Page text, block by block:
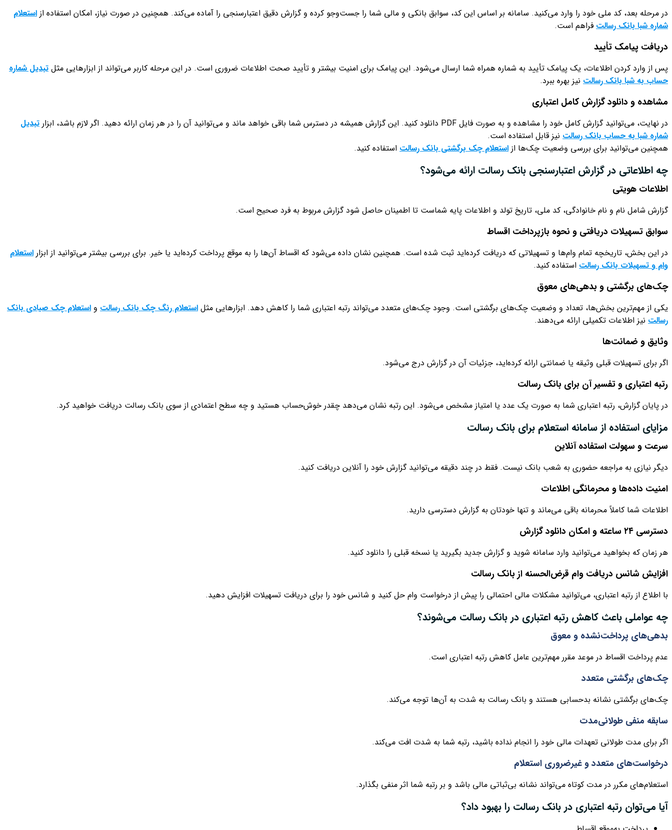
در مرحله بعد، کد ملی خود را وارد می‌کنید. سامانه بر اساس این کد، سوابق بانکی و مالی شما را جست‌وجو کرده و گزارش دقیق اعتبارسنجی را آماده می‌کند. همچنین در صورت نیاز، امکان استفاده از استعلام
شماره شبا بانک رسالت فراهم است.
دریافت پیامک تأیید
پس از وارد کردن اطلاعات، یک پیامک تأیید به شماره همراه شما ارسال می‌شود. این پیامک برای امنیت بیشتر و تأیید صحت اطلاعات ضروری است. در این مرحله کاربر می‌تواند از ابزارهایی مثل تبدیل شماره
حساب به شبا بانک رسالت نیز بهره ببرد.
مشاهده و دانلود گزارش کامل اعتباری
در نهایت، می‌توانید گزارش کامل خود را مشاهده و به صورت فایل PDF دانلود کنید. این گزارش همیشه در دسترس شما باقی خواهد ماند و می‌توانید آن را در هر زمان ارائه دهید. اگر لازم باشد، ابزار
تبدیل
شماره شبا به حساب بانک رسالت نیز قابل استفاده است.
همچنین می‌توانید برای بررسی وضعیت چک‌ها از استعلام چک برگشتی بانک رسالت استفاده کنید.
چه اطلاعاتی در گزارش اعتبارسنجی بانک رسالت ارائه می‌شود؟
اطلاعات هویتی
گزارش شامل نام و نام خانوادگی، کد ملی، تاریخ تولد و اطلاعات پایه شماست تا اطمینان حاصل شود گزارش مربوط به فرد صحیح است.
سوابق تسهیلات دریافتی و نحوه بازپرداخت اقساط
در این بخش، تاریخچه تمام وام‌ها و تسهیلاتی که دریافت کرده‌اید ثبت شده است. همچنین نشان داده می‌شود که اقساط آن‌ها را به موقع پرداخت کرده‌اید یا خیر. برای بررسی بیشتر می‌توانید از ابزار استعلام
وام و تسهیلات بانک رسالت استفاده کنید.
چک‌های برگشتی و بدهی‌های معوق
یکی از مهم‌ترین بخش‌ها، تعداد و وضعیت چک‌های برگشتی است. وجود چک‌های متعدد می‌تواند رتبه اعتباری شما را کاهش دهد. ابزارهایی مثل استعلام رنگ چک بانک رسالت و استعلام چک صیادی بانک
رسالت نیز اطلاعات تکمیلی ارائه می‌دهند.
وثایق و ضمانت‌ها
اگر برای تسهیلات قبلی وثیقه یا ضمانتی ارائه کرده‌اید، جزئیات آن در گزارش درج می‌شود.
رتبه اعتباری و تفسیر آن برای بانک رسالت
در پایان گزارش، رتبه اعتباری شما به صورت یک عدد یا امتیاز مشخص می‌شود. این رتبه نشان می‌دهد چقدر خوش‌حساب هستید و چه سطح اعتمادی از سوی بانک رسالت دریافت خواهید کرد.
مزایای استفاده از سامانه استعلام برای بانک رسالت
سرعت و سهولت استفاده آنلاین
دیگر نیازی به مراجعه حضوری به شعب بانک نیست. فقط در چند دقیقه می‌توانید گزارش خود را آنلاین دریافت کنید.
امنیت داده‌ها و محرمانگی اطلاعات
اطلاعات شما کاملاً محرمانه باقی می‌ماند و تنها خودتان به گزارش دسترسی دارید.
دسترسی ۲۴ ساعته و امکان دانلود گزارش
هر زمان که بخواهید می‌توانید وارد سامانه شوید و گزارش جدید بگیرید یا نسخه قبلی را دانلود کنید.
افزایش شانس دریافت وام قرض‌الحسنه از بانک رسالت
با اطلاع از رتبه اعتباری، می‌توانید مشکلات مالی احتمالی را پیش از درخواست وام حل کنید و شانس خود را برای دریافت تسهیلات افزایش دهید.
چه عواملی باعث کاهش رتبه اعتباری در بانک رسالت می‌شوند؟
بدهی‌های پرداخت‌نشده و معوق
عدم پرداخت اقساط در موعد مقرر مهم‌ترین عامل کاهش رتبه اعتباری است.
چک‌های برگشتی متعدد
چک‌های برگشتی نشانه بدحسابی هستند و بانک رسالت به شدت به آن‌ها توجه می‌کند.
سابقه منفی طولانی‌مدت
اگر برای مدت طولانی تعهدات مالی خود را انجام نداده باشید، رتبه شما به شدت افت می‌کند.
درخواست‌های متعدد و غیرضروری استعلام
استعلام‌های مکرر در مدت کوتاه می‌تواند نشانه بی‌ثباتی مالی باشد و بر رتبه شما اثر منفی بگذارد.
آیا می‌توان رتبه اعتباری در بانک رسالت را بهبود داد؟